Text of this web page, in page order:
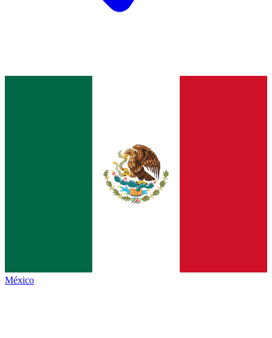
México